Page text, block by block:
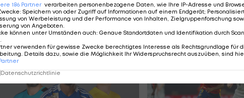
186 Partner verarbeiten personenbezogene Daten, wie Ihre IP-Adresse und
: Speichern von oder Zugriff auf Informationen auf einem Endgerät;
von Werbeleistung und der Performance von Inhalten, Zielgruppenforschung
von Angeboten
können unter Umständen auch: Genaue Standortdaten und Identifikation durch
verwenden für gewisse Zwecke berechtigtes Interesse als Rechtsgrundlage für
Details dazu, sowie die Möglichkeit Ihr Widerspruchsrecht auszuüben, sind
Datenschutzrichtlinie